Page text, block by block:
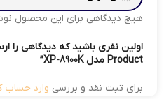
هیچ دیدگاهی برای این محصول
Product مدل XP-8900K”
برای ثبت نقد و بررسی وارد حساب